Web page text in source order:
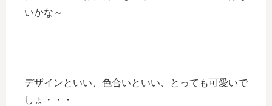
いかな～
デザインといい、色合いといい、とっても可愛いで
しょ・・・